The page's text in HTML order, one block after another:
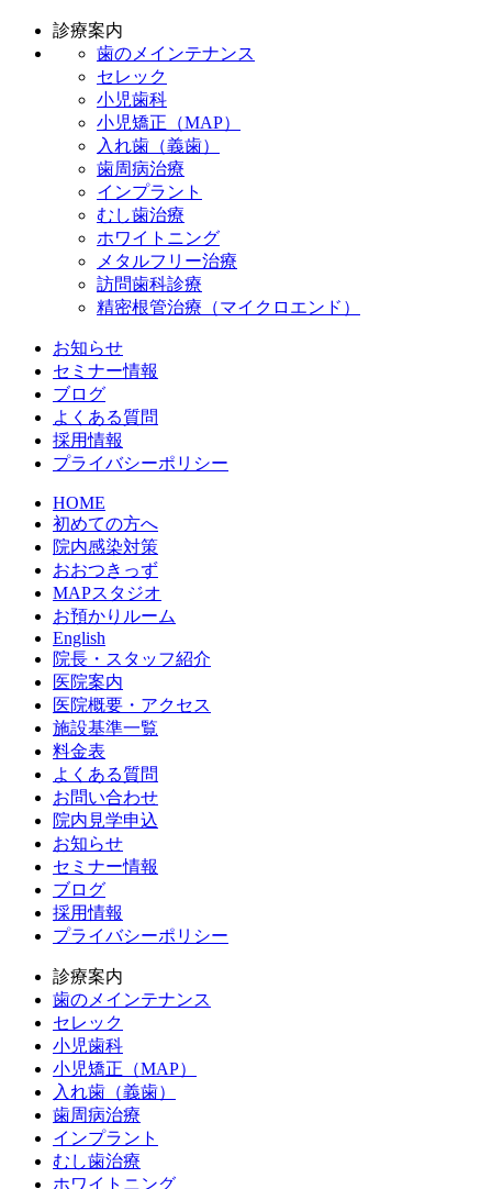
診療案内
歯のメインテナンス
セレック
小児歯科
小児矯正（MAP）
入れ歯（義歯）
歯周病治療
インプラント
むし歯治療
ホワイトニング
メタルフリー治療
訪問歯科診療
精密根管治療（マイクロエンド）
お知らせ
セミナー情報
ブログ
よくある質問
採用情報
プライバシーポリシー
HOME
初めての方へ
院内感染対策
おおつきっず
MAPスタジオ
お預かりルーム
English
院長・スタッフ紹介
医院案内
医院概要・アクセス
施設基準一覧
料金表
よくある質問
お問い合わせ
院内見学申込
お知らせ
セミナー情報
ブログ
採用情報
プライバシーポリシー
診療案内
歯のメインテナンス
セレック
小児歯科
小児矯正（MAP）
入れ歯（義歯）
歯周病治療
インプラント
むし歯治療
ホワイトニング